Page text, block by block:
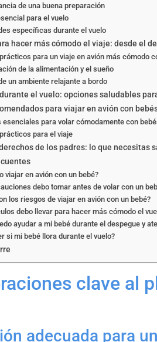
de una buena preparación
para el vuelo
específicas durante el vuelo
hacer más cómodo el viaje: desde el
para un viaje en avión más cómodo
de la alimentación y el sueño
un ambiente relajante a bordo
el vuelo: opciones saludables
para viajar en avión con
esenciales para volar cómodamente con
para el viaje
de los padres: lo que necesitas
viajar en avión con un bebé?
debo tomar antes de volar con un
los riesgos de viajar en avión con un bebé?
debo llevar para hacer más cómodo el
ayudar a mi bebé durante el despegue y
si mi bebé llora durante el vuelo?
clave al
adecuada para